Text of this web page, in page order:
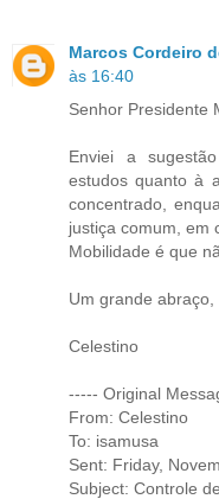
Marcos Cordeiro
às 16:40
Senhor Presidente
Enviei a
estudos quanto à
concentrado,
justiça comum, em
Mobilidade é que
Um grande abraço,
Celestino
----- Original
From: Celestino
To: isamusa
Sent: Friday,
Subject: Controle